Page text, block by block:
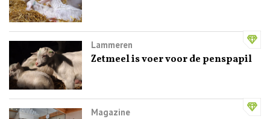
Lammeren
Zetmeel is voer voor de penspapil
Magazine